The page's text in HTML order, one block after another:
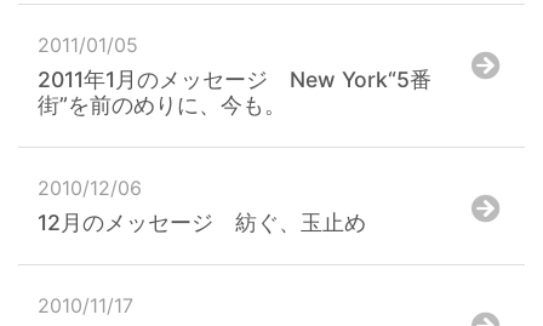
2011/01/05
2011年1月のメッセージ New York“5番
街”を前のめりに、今も。
2010/12/06
12月のメッセージ 紡ぐ、玉止め
2010/11/17